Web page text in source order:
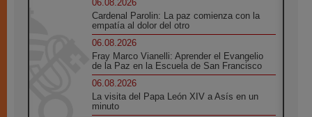
06.08.2026
Cardenal Parolin: La paz comienza con la
empatía al dolor del otro
06.08.2026
Fray Marco Vianelli: Aprender el Evangelio
de la Paz en la Escuela de San Francisco
06.08.2026
La visita del Papa León XIV a Asís en un
minuto